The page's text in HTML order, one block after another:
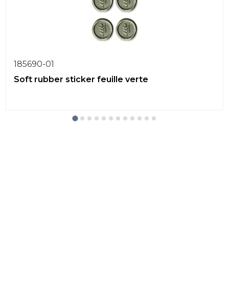
185690-01
Soft rubber sticker feuille verte